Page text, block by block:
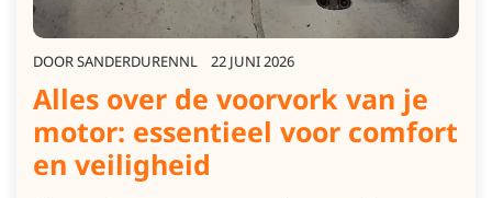
DOORSANDERDURENNL 22 JUNI 2026
Alles over de voorvork van je
motor: essentieel voor comfort
en veiligheid